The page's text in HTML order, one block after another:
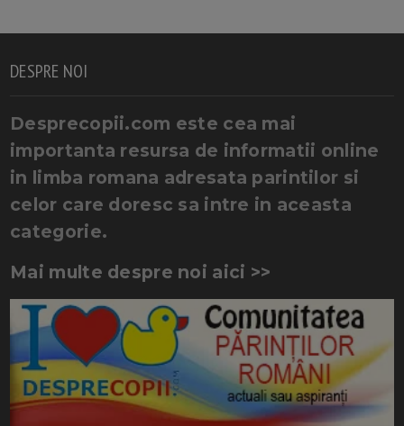
DESPRE NOI
Desprecopii.com este cea mai
importanta resursa de informatii online
in limba romana adresata parintilor si
celor care doresc sa intre in aceasta
categorie.
Mai multe despre noi aici >>